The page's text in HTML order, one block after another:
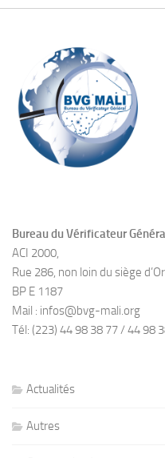
Bureau du Vérificateur
ACI 2000,
Rue 286, non loin du siège
BP E 1187
Mail : infos@bvg-mali.org
Tél: (223) 44 98 38 77 / 44 98
Actualités
Autres